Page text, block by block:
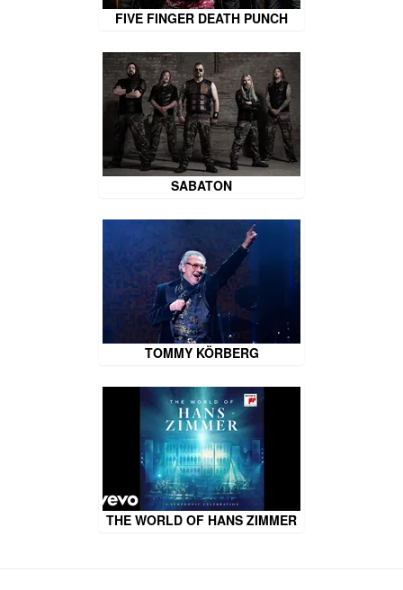
FIVE FINGER DEATH PUNCH
SABATON
TOMMY KÖRBERG
THE WORLD OF HANS ZIMMER